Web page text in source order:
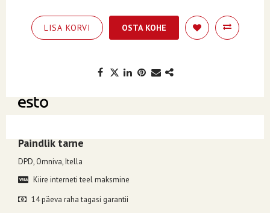
LISA KORVI OSTA KOHE
Paindlik tarne
DPD, Omniva, Itella
Kiire interneti teel maksmine
14 päeva raha tagasi garantii